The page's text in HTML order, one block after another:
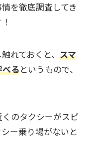
を徹底調査してき
れておくと、 スマ
べるというもので、
のタクシーがスピ
ー乗り場がないと